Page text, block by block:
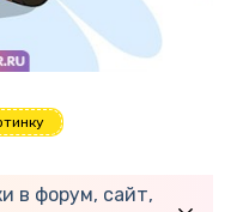
в форум, сайт,